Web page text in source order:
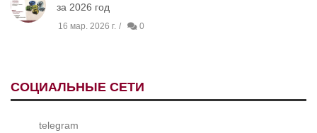
за 2026 год
16 мар. 2026 г. 0
СОЦИАЛЬНЫЕ СЕТИ
telegram